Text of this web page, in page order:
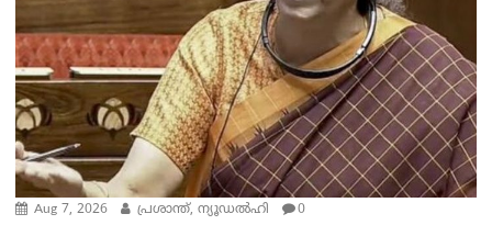
Aug 7, 2026 പ്രശാന്ത്, ന്യൂഡല്‍ഹി 0